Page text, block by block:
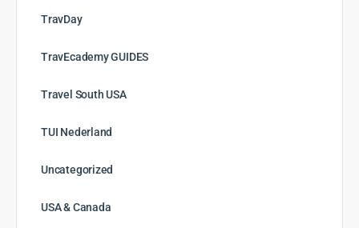
TravDay
TravEcademy GUIDES
Travel South USA
TUI Nederland
Uncategorized
USA & Canada